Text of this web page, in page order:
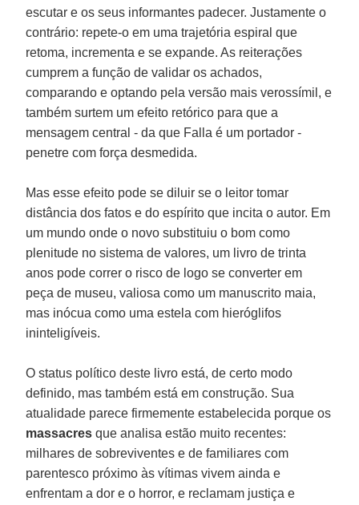
escutar e os seus informantes padecer. Justamente o
contrário: repete-o em uma trajetória espiral que
retoma, incrementa e se expande. As reiterações
cumprem a função de validar os achados,
comparando e optando pela versão mais verossímil, e
também surtem um efeito retórico para que a
mensagem central - da que Falla é um portador -
penetre com força desmedida.
Mas esse efeito pode se diluir se o leitor tomar
distância dos fatos e do espírito que incita o autor. Em
um mundo onde o novo substituiu o bom como
plenitude no sistema de valores, um livro de trinta
anos pode correr o risco de logo se converter em
peça de museu, valiosa como um manuscrito maia,
mas inócua como uma estela com hieróglifos
ininteligíveis.
O status político deste livro está, de certo modo
definido, mas também está em construção. Sua
atualidade parece firmemente estabelecida porque os
massacres que analisa estão muito recentes:
milhares de sobreviventes e de familiares com
parentesco próximo às vítimas vivem ainda e
enfrentam a dor e o horror, e reclamam justiça e